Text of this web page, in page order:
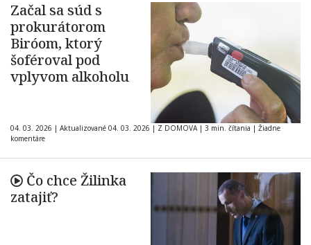
Začal sa súd s
prokurátorom
Biróom, ktorý
šoféroval pod
vplyvom alkoholu
04. 03. 2026 | Aktualizované 04. 03. 2026 | Z DOMOVA | 3 min. čítania | Žiadne
komentáre
Čo chce Žilinka
zatajiť?